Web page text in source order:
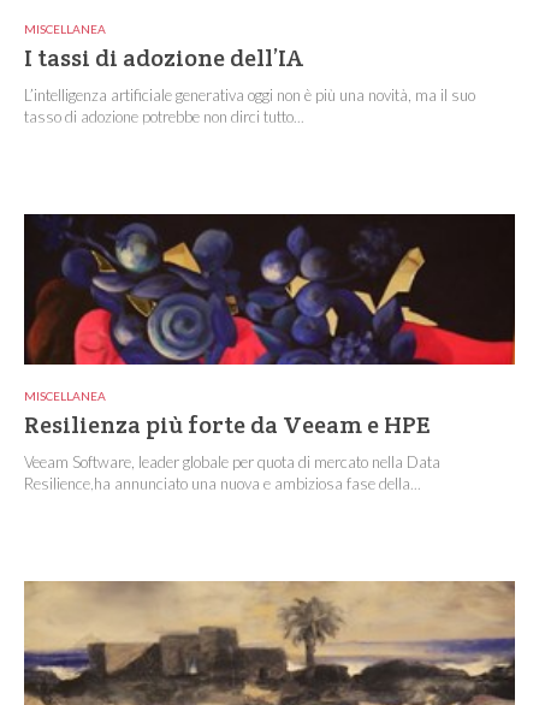
MISCELLANEA
I tassi di adozione dell’IA
L’intelligenza artificiale generativa oggi non è più una novità, ma il suo
tasso di adozione potrebbe non dirci tutto...
MISCELLANEA
Resilienza più forte da Veeam e HPE
Veeam Software, leader globale per quota di mercato nella Data
Resilience,ha annunciato una nuova e ambiziosa fase della...